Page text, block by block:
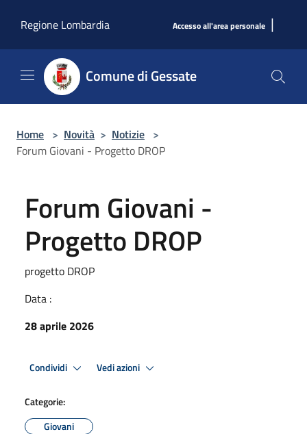
Regione Lombardia
Accesso all'area personale |
Comune di Gessate
Home > Novità > Notizie >
Forum Giovani - Progetto DROP
Forum Giovani -
Progetto DROP
progetto DROP
Data :
28 aprile 2026
Condividi Vedi azioni
Categorie:
Giovani